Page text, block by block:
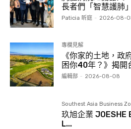
長者們「智慧護肺
Paticia 昕庭 - 2026-08-
專欄見解
《你家的土地，政
困你40年？》揭開
編輯部 - 2026-08-08
Southest Asia Business
玖旭企業
L...